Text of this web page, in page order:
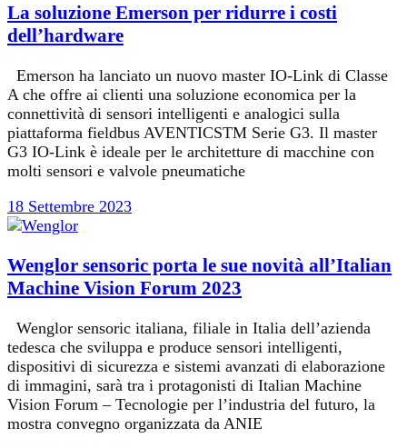
La soluzione Emerson per ridurre i costi
dell’hardware
Emerson ha lanciato un nuovo master IO-Link di Classe
A che offre ai clienti una soluzione economica per la
connettività di sensori intelligenti e analogici sulla
piattaforma fieldbus AVENTICSTM Serie G3. Il master
G3 IO-Link è ideale per le architetture di macchine con
molti sensori e valvole pneumatiche
18 Settembre 2023
Wenglor sensoric porta le sue novità all’Italian
Machine Vision Forum 2023
Wenglor sensoric italiana, filiale in Italia dell’azienda
tedesca che sviluppa e produce sensori intelligenti,
dispositivi di sicurezza e sistemi avanzati di elaborazione
di immagini, sarà tra i protagonisti di Italian Machine
Vision Forum – Tecnologie per l’industria del futuro, la
mostra convegno organizzata da ANIE